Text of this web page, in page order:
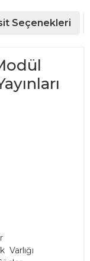
Seçenekleri
Varlığı